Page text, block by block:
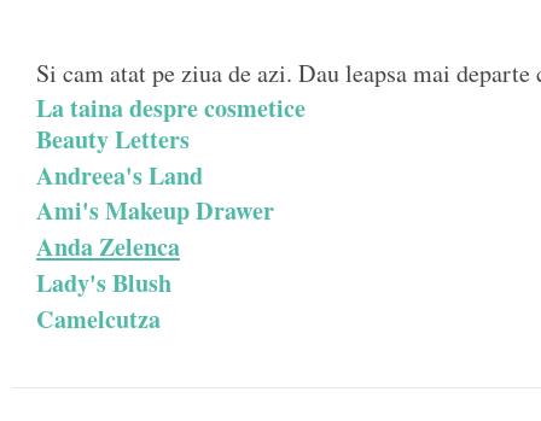
Si cam atat pe ziua de azi. Dau leapsa mai departe
La taina despre cosmetice
Beauty Letters
Andreea's Land
Ami's Makeup Drawer
Anda Zelenca
Lady's Blush
Camelcutza